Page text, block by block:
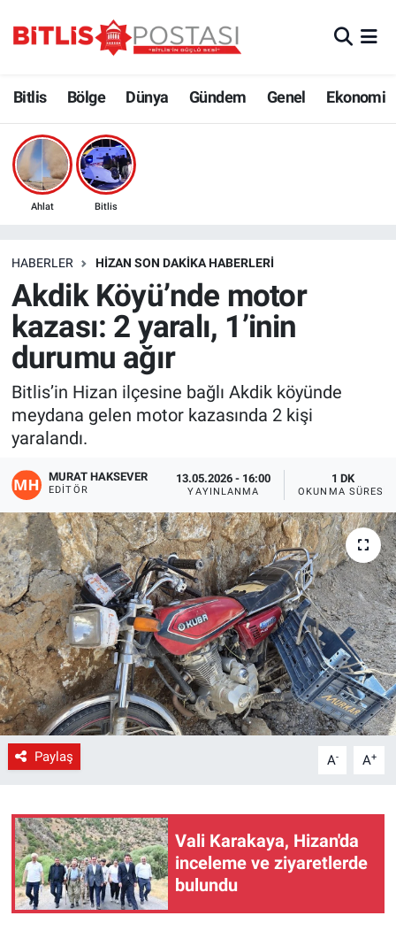
Bitlis Bölge Dünya Gündem Genel Ekonomi
Ahlat Bitlis
HABERLER HIZAN SON DAKIKA HABERLERI
Akdik Köyü’nde motor
kazası: 2 yaralı, 1’inin
durumu ağır
Bitlis’in Hizan ilçesine bağlı Akdik köyünde
meydana gelen motor kazasında 2 kişi
yaralandı.
MURAT HAKSEVER
EDITÖR
13.05.2026 - 16:00
YAYINLANMA
1 DK
OKUNMA SÜRESI
Paylaş A- A+
Vali Karakaya, Hizan'da
inceleme ve ziyaretlerde
bulundu
Bölge
Çevre
Eğitim
Ekonomi
Genel
Gündem
Kültür-Sanat
Magazin
Politika
Resmi İlanlar
Sağlık
Siyaset
Spor
Bitlis Trafik Yoğunluk Haritası
Süper Lig Puan Durumu ve Fikstür
Son Dakika Haberleri
Haber Arşivi